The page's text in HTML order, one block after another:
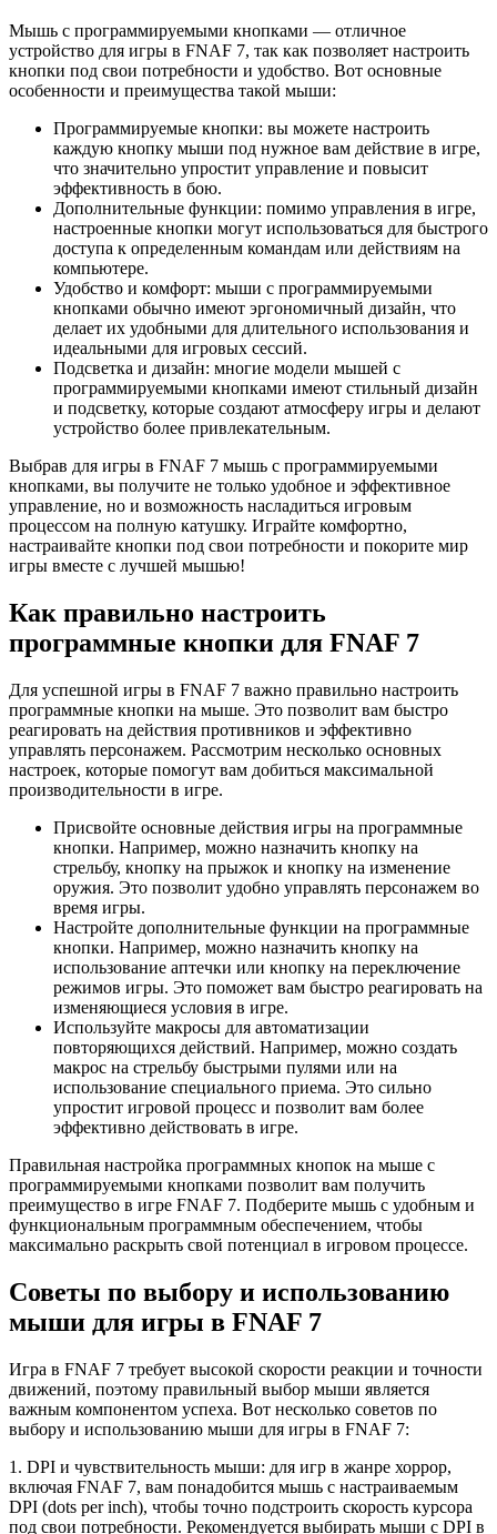
Мышь с программируемыми кнопками — отличное
устройство для игры в FNAF 7, так как позволяет настроить
кнопки под свои потребности и удобство. Вот основные
особенности и преимущества такой мыши:
Программируемые кнопки: вы можете настроить
каждую кнопку мыши под нужное вам действие в игре,
что значительно упростит управление и повысит
эффективность в бою.
Дополнительные функции: помимо управления в игре,
настроенные кнопки могут использоваться для быстрого
доступа к определенным командам или действиям на
компьютере.
Удобство и комфорт: мыши с программируемыми
кнопками обычно имеют эргономичный дизайн, что
делает их удобными для длительного использования и
идеальными для игровых сессий.
Подсветка и дизайн: многие модели мышей с
программируемыми кнопками имеют стильный дизайн
и подсветку, которые создают атмосферу игры и делают
устройство более привлекательным.
Выбрав для игры в FNAF 7 мышь с программируемыми
кнопками, вы получите не только удобное и эффективное
управление, но и возможность насладиться игровым
процессом на полную катушку. Играйте комфортно,
настраивайте кнопки под свои потребности и покорите мир
игры вместе с лучшей мышью!
Как правильно настроить
программные кнопки для FNAF 7
Для успешной игры в FNAF 7 важно правильно настроить
программные кнопки на мыше. Это позволит вам быстро
реагировать на действия противников и эффективно
управлять персонажем. Рассмотрим несколько основных
настроек, которые помогут вам добиться максимальной
производительности в игре.
Присвойте основные действия игры на программные
кнопки. Например, можно назначить кнопку на
стрельбу, кнопку на прыжок и кнопку на изменение
оружия. Это позволит удобно управлять персонажем во
время игры.
Настройте дополнительные функции на программные
кнопки. Например, можно назначить кнопку на
использование аптечки или кнопку на переключение
режимов игры. Это поможет вам быстро реагировать на
изменяющиеся условия в игре.
Используйте макросы для автоматизации
повторяющихся действий. Например, можно создать
макрос на стрельбу быстрыми пулями или на
использование специального приема. Это сильно
упростит игровой процесс и позволит вам более
эффективно действовать в игре.
Правильная настройка программных кнопок на мыше с
программируемыми кнопками позволит вам получить
преимущество в игре FNAF 7. Подберите мышь с удобным и
функциональным программным обеспечением, чтобы
максимально раскрыть свой потенциал в игровом процессе.
Советы по выбору и использованию
мыши для игры в FNAF 7
Игра в FNAF 7 требует высокой скорости реакции и точности
движений, поэтому правильный выбор мыши является
важным компонентом успеха. Вот несколько советов по
выбору и использованию мыши для игры в FNAF 7:
1. DPI и чувствительность мыши: для игр в жанре хоррор,
включая FNAF 7, вам понадобится мышь с настраиваемым
DPI (dots per inch), чтобы точно подстроить скорость курсора
под свои потребности. Рекомендуется выбирать мыши с DPI в